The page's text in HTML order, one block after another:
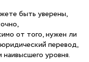
быть уверены,
от того, нужен ли
перевод,
уровня.